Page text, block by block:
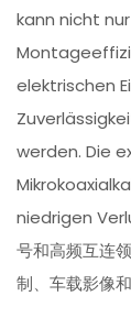
kann nicht
elektrischen
werden. Die
niedrigen
号和高频互连
制、车载影像